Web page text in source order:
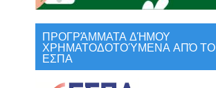
ΠΡΟΓΡΆΜΜΑΤΑ ΔΉΜΟΥ
ΧΡΗΜΑΤΟΔΟΤΟΎΜΕΝΑ ΑΠΌ ΤΟ
ΕΣΠΑ